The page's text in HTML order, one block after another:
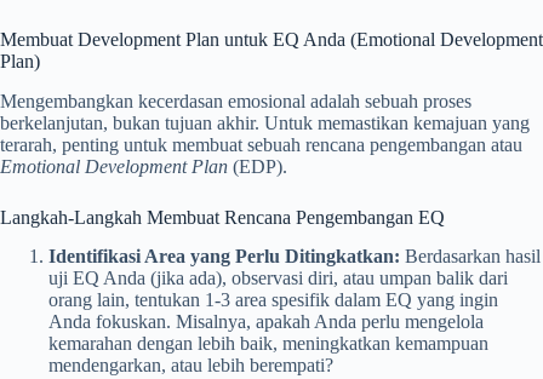
Membuat Development Plan untuk EQ Anda (Emotional Development
Plan)
Mengembangkan kecerdasan emosional adalah sebuah proses
berkelanjutan, bukan tujuan akhir. Untuk memastikan kemajuan yang
terarah, penting untuk membuat sebuah rencana pengembangan atau
Emotional Development Plan (EDP).
Langkah-Langkah Membuat Rencana Pengembangan EQ
Identifikasi Area yang Perlu Ditingkatkan: Berdasarkan hasil
uji EQ Anda (jika ada), observasi diri, atau umpan balik dari
orang lain, tentukan 1-3 area spesifik dalam EQ yang ingin
Anda fokuskan. Misalnya, apakah Anda perlu mengelola
kemarahan dengan lebih baik, meningkatkan kemampuan
mendengarkan, atau lebih berempati?